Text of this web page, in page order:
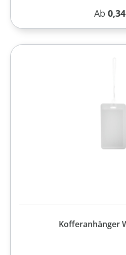
Ab
Kofferanhänger